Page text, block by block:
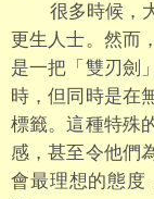
很多時候，
更生人士。然而
是一把「雙刃劍
時，但同時是在
標籤。這種特殊
感，甚至令他們
會最理想的態度